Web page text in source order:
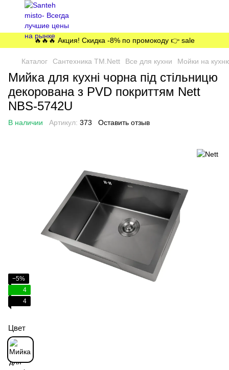
🔥🔥🔥 Акция! Скидка -8% по промокоду 👉 sale
Каталог Сантехника ТМ.Nett Все для кухни Мойки на
Мийка для кухні чорна під стільницю
декорована з PVD покриттям Nett
NBS-5742U
В наличии Артикул: 373 Оставить отзыв
−5%
4
4
Цвет